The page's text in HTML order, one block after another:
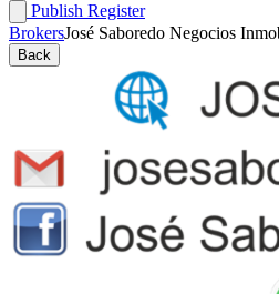
Publish Register
BrokersJosé Saboredo Negocios
Back